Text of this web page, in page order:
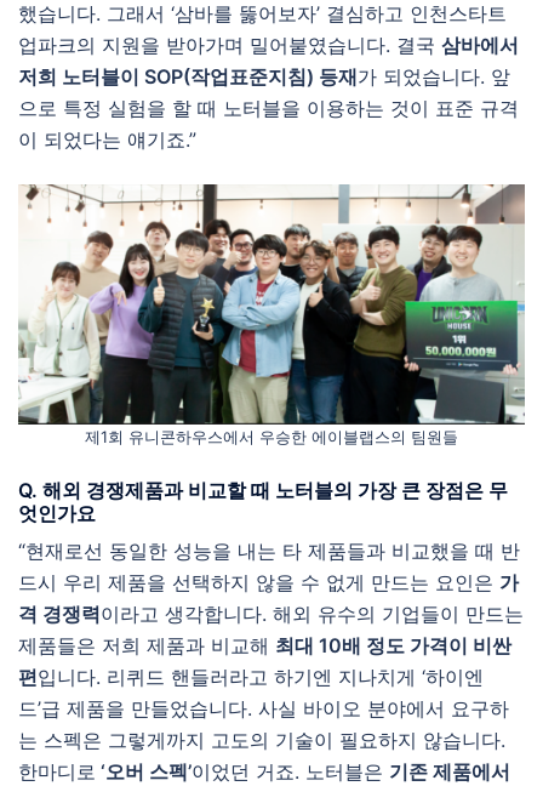
했습니다. 그래서 ‘삼바를 뚫어보자’ 결심하고 인천스타트
업파크의 지원을 받아가며 밀어붙였습니다. 결국 삼바에서
저희 노터블이 SOP(작업표준지침) 등재가 되었습니다. 앞
으로 특정 실험을 할 때 노터블을 이용하는 것이 표준 규격
이 되었다는 얘기죠.”
제1회 유니콘하우스에서 우승한 에이블랩스의 팀원들
Q. 해외 경쟁제품과 비교할 때 노터블의 가장 큰 장점은 무
엇인가요
“현재로선 동일한 성능을 내는 타 제품들과 비교했을 때 반
드시 우리 제품을 선택하지 않을 수 없게 만드는 요인은 가
격 경쟁력이라고 생각합니다. 해외 유수의 기업들이 만드는
제품들은 저희 제품과 비교해 최대 10배 정도 가격이 비싼
편입니다. 리퀴드 핸들러라고 하기엔 지나치게 ‘하이엔
드’급 제품을 만들었습니다. 사실 바이오 분야에서 요구하
는 스펙은 그렇게까지 고도의 기술이 필요하지 않습니다.
한마디로 ‘오버 스펙’이었던 거죠. 노터블은 기존 제품에서